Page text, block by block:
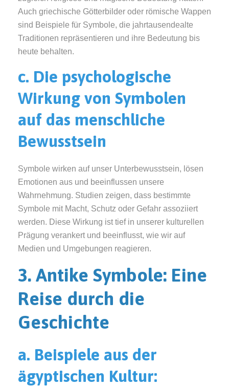
Auch griechische Götterbilder oder römische Wappen
sind Beispiele für Symbole, die jahrtausendealte
Traditionen repräsentieren und ihre Bedeutung bis
heute behalten.
c. Die psychologische
Wirkung von Symbolen
auf das menschliche
Bewusstsein
Symbole wirken auf unser Unterbewusstsein, lösen
Emotionen aus und beeinflussen unsere
Wahrnehmung. Studien zeigen, dass bestimmte
Symbole mit Macht, Schutz oder Gefahr assoziiert
werden. Diese Wirkung ist tief in unserer kulturellen
Prägung verankert und beeinflusst, wie wir auf
Medien und Umgebungen reagieren.
3. Antike Symbole: Eine
Reise durch die
Geschichte
a. Beispiele aus der
ägyptischen Kultur: